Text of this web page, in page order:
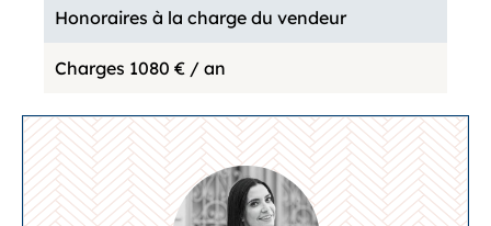
Honoraires à la charge du vendeur
Charges 1080 € / an